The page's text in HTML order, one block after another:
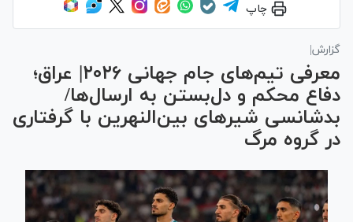
چاپ
گزارش|
معرفی تیم‌های جام جهانی ۲۰۲۶| عراق؛
دفاع محکم و دل‌بستن به ارسال‌ها/
بدشانسی شیر‌های بین‌النهرین با گرفتاری
در گروه مرگ